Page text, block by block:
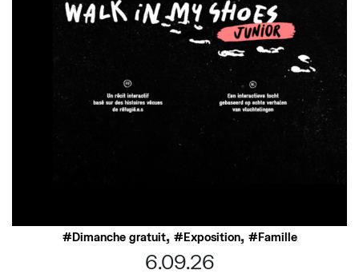
Dimanche gratuit, Exposition, Famille
6.09.26